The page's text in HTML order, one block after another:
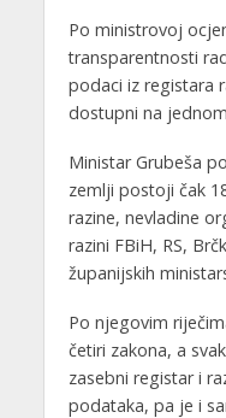
Po ministrovoj
transparentnosti
podaci iz registara
dostupni na
Ministar Grubeša
zemlji postoji čak
razine, nevladine
razini FBiH, RS,
županijskih
Po njegovim
četiri zakona, a
zasebni registar i
podataka, pa je i